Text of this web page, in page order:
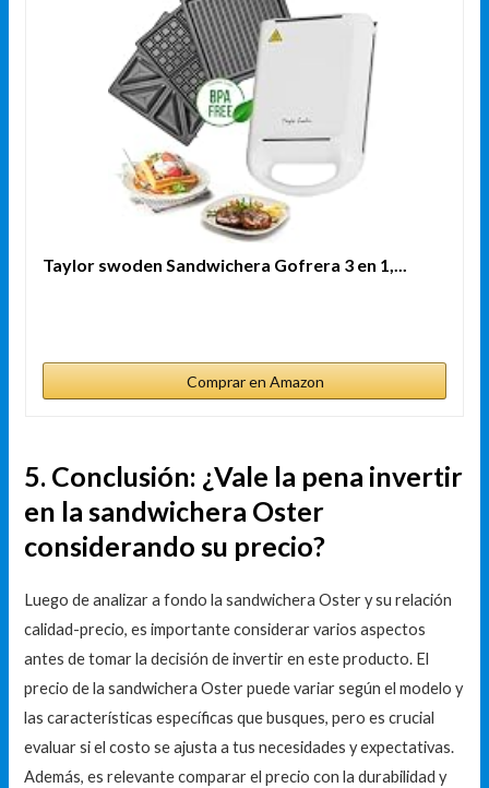
Taylor swoden Sandwichera Gofrera 3 en 1,...
Comprar en Amazon
5. Conclusión: ¿Vale la pena invertir
en la sandwichera Oster
considerando su precio?
Luego de analizar a fondo la sandwichera Oster y su relación
calidad-precio, es importante considerar varios aspectos
antes de tomar la decisión de invertir en este producto. El
precio de la sandwichera Oster puede variar según el modelo y
las características específicas que busques, pero es crucial
evaluar si el costo se ajusta a tus necesidades y expectativas.
Además, es relevante comparar el precio con la durabilidad y